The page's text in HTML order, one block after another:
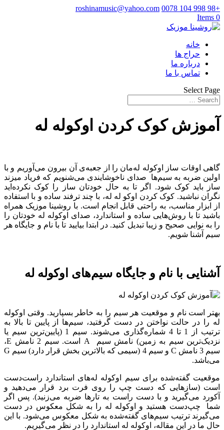
+98 998 104 0078
roshinamusic@yahoo.com
0 Items
خانه
حراج ها
درباره ما
تماس با ما
Select Page
آموزش کوک کردن اوکوله له
گاهی اوقات ساز اوکوله له‌مان را از جعبه‌ی آن بیرون می‌آوریم و با
اولین ضربه به سیم‌ها صدای ناخوشایندی می‌شنویم که فریاد میزند
ساز باید کوک شود. اگر تا به حال خودتان ساز را کوک نکرده‌اید
نگران نباشید. کوک کردن اوکو له له، با چند ترفند ساده و با استفاده
از ابزار مناسب، به راحتی قابل انجام است. با روشینا موزیک همراه
باشید تا با روش‌هایی ساده و استاندارد، صدای اوکوله له‌ خودتان را
را به نوایی صحیح و زیبا تبدیل کنید. در ابتدا بیایید تا با نام و جایگاه هر
سیم آشنا شویم.
آشنایی با نام و جایگاه سیم‌های اوکوله له
بهتر است نام و موقعیت هر سیم را به خاطر بسپارید. وقتی اوکوله
له را در حالت نواختن در دست گرفتید، سیم‌ها از پایین تا بالا به
ترتیب از 1 تا 4 شماره‌گذاری می‌شوند. سیم 1 (پایین‌ترین سیم یا
نزدیک‌ترین سیم به زمین) نامش سیم A است. سیم 2 نامش E،
سیم 3 نامش C و سیم 4 (سیمی که بالاترین بخش قرار دارد) سیم G
می‌باشد.
موقعیت گفته‌شده برای سیم اوکوله له‌های استاندارد راست‌دست
است (سازهایی که دست چپ را روی فرت برد قرار می‌دهید و
آکورد می‌گیرید و با دست راست به تارها ضربه می‌زنید). پس اگر
شما چپ‌دست هستید و اوکوله له را به شکل معکوس در دست
می‌گیرند ترتیب سیم‌های گفته‌شده به شکل معکوس می‌شود. با این
حال ما در این مقاله، اوکوله له استاندارد را در نظر می‌گیریم.